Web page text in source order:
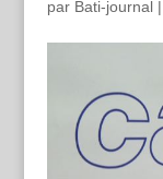
par Bati-journal|